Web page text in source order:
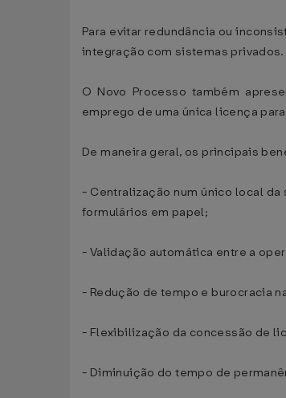
Para evitar redundância ou
integração com sistemas
O Novo Processo também
emprego de uma única licença
De maneira geral, os principais
- Centralização num único local
formulários em papel;
- Validação automática entre a
- Redução de tempo e burocracia
- Flexibilização da concessão de
- Diminuição do tempo de